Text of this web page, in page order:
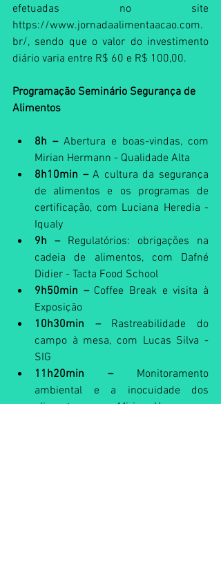
efetuadas no site
https://www.jornadaalimentaacao.com.
br/, sendo que o valor do investimento
diário varia entre R$ 60 e R$ 100,00.
Programação Seminário Segurança de
Alimentos
8h – Abertura e boas-vindas, com
Mirian Hermann - Qualidade Alta
8h10min – A cultura da segurança
de alimentos e os programas de
certificação, com Luciana Heredia -
Iqualy
9h – Regulatórios: obrigações na
cadeia de alimentos, com Dafné
Didier - Tacta Food School
9h50min – Coffee Break e visita à
Exposição
10h30min – Rastreabilidade do
campo à mesa, com Lucas Silva -
SIG
11h20min – Monitoramento
ambiental e a inocuidade dos
alimentos, com Mirian Hermann -